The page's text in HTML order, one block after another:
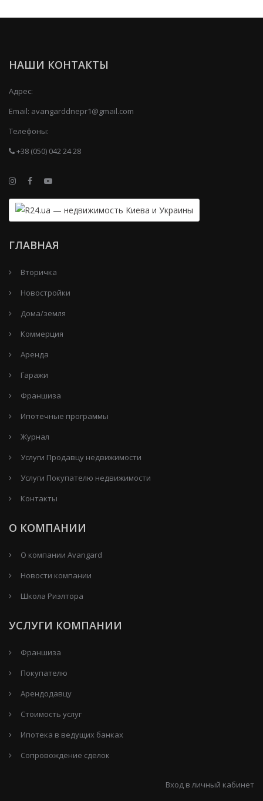
НАШИ КОНТАКТЫ
Адрес:
Email: avangarddnepr1@gmail.com
Телефоны:
+38 (050) 042 24 28
ГЛАВНАЯ
Вторичка
Новостройки
Дома/земля
Коммерция
Аренда
Гаражи
Франшиза
Ипотечные программы
Журнал
Услуги Продавцу недвижимости
Услуги Покупателю недвижимости
Контакты
О КОМПАНИИ
О компании Avangard
Новости компании
Школа Риэлтора
УСЛУГИ КОМПАНИИ
Франшиза
Покупателю
Арендодавцу
Стоимость услуг
Ипотека в ведущих банках
Сопровождение сделок
Вход в личный кабинет